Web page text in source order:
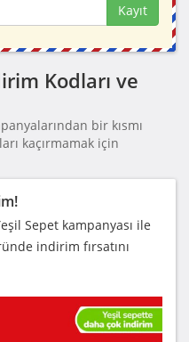
Kayıt
Kodları ve
bir kısmı
kaçırmamak için
Sepet kampanyası ile
indirim fırsatını